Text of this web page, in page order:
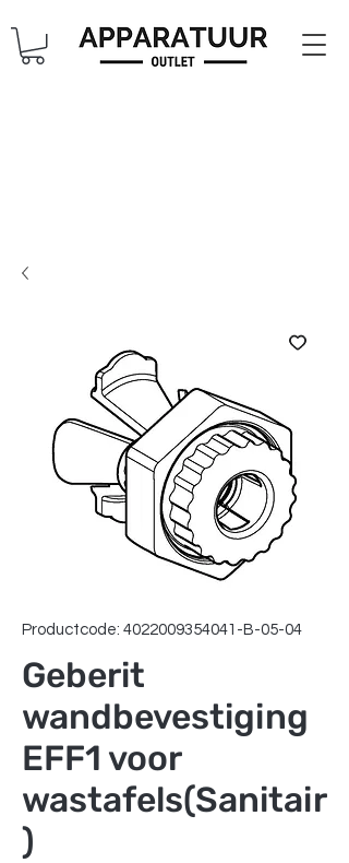
Productcode: 4022009354041-B-05-04
Geberit
wandbevestiging
EFF1 voor
wastafels(Sanitair
)